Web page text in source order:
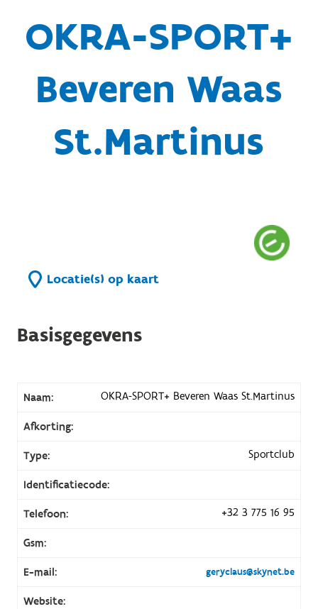
OKRA-SPORT+
Beveren Waas
St.Martinus
Locatie(s) op kaart
Basisgegevens
Naam: OKRA-SPORT+ Beveren Waas St.Martinus
Afkorting:
Type: Sportclub
Identificatiecode:
Telefoon: +32 3 775 16 95
Gsm:
E-mail: geryclaus@skynet.be
Website: